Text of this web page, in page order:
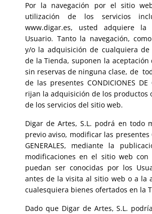
Por la navegación por el sitio
utilización de los servicios
www.digar.es, usted adquiere la
Usuario. Tanto la navegación,
y/o la adquisición de cualquiera de
de la Tienda, suponen la aceptación
sin reservas de ninguna clase, de
de las presentes CONDICIONES DE
rijan la adquisición de los productos
de los servicios del sitio web.
Digar de Artes, S.L. podrá en todo
previo aviso, modificar las presentes
GENERALES, mediante la
modificaciones en el sitio web
puedan ser conocidas por los
antes de la visita al sitio web o a la
cualesquiera bienes ofertados en la
Dado que Digar de Artes, S.L.